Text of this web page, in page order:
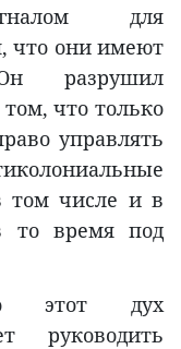
для
что они имеют
разрушил
что только
управлять
том числе и в
то время под
этот дух
руководить